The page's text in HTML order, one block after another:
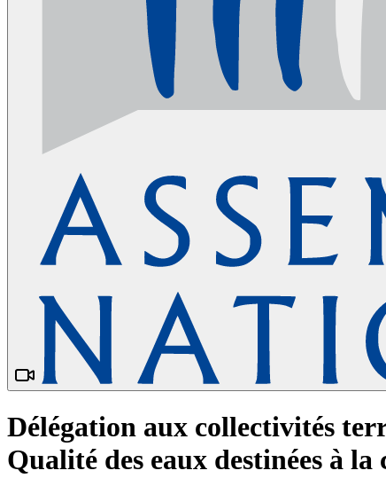
Délégation aux collectivités
Qualité des eaux destinées à